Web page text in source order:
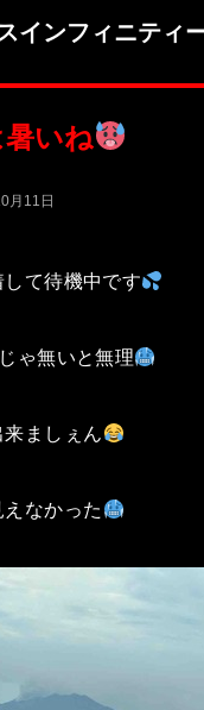
インフィニティ
いね
月11日
て待機中です
ゃ無いと無理
ましぇん
なかった